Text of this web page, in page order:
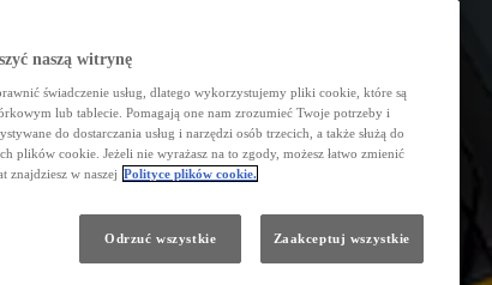
naszą witrynę
świadczenie usług, dlatego wykorzystujemy pliki cookie, które są
lub tablecie. Pomagają one nam zrozumieć Twoje potrzeby i
do dostarczania usług i narzędzi osób trzecich, a także służą do
plików cookie. Jeżeli nie wyrażasz na to zgody, możesz łatwo zmienić
znajdziesz w naszej Polityce plików cookie.
Odrzuć wszystkie Zaakceptuj wszystkie